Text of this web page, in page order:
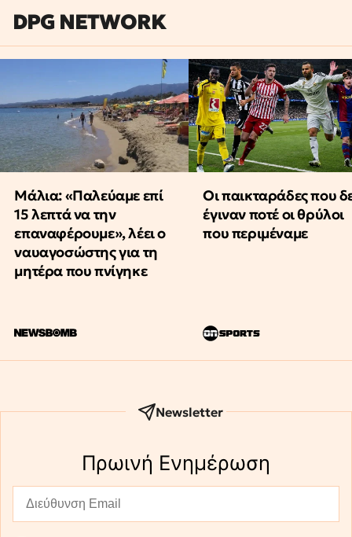
DPG NETWORK
Μάλια: «Παλεύαμε επί
15 λεπτά να την
επαναφέρουμε», λέει ο
ναυαγοσώστης για τη
μητέρα που πνίγηκε
Οι παικταράδες που
έγιναν ποτέ οι θρύλοι
που περιμέναμε
Newsletter
Πρωινή Eνημέρωση